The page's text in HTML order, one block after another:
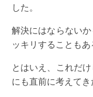
した。
解決にはならない
ッキリすることもあ
とはいえ、これだ
にも直前に考えてき